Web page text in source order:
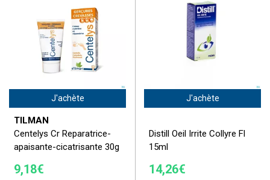
J'achète
TILMAN
Centelys Cr Reparatrice-
apaisante-cicatrisante 30g
9,18€
J'achète
Distill Oeil Irrite Collyre Fl
15ml
14,26€